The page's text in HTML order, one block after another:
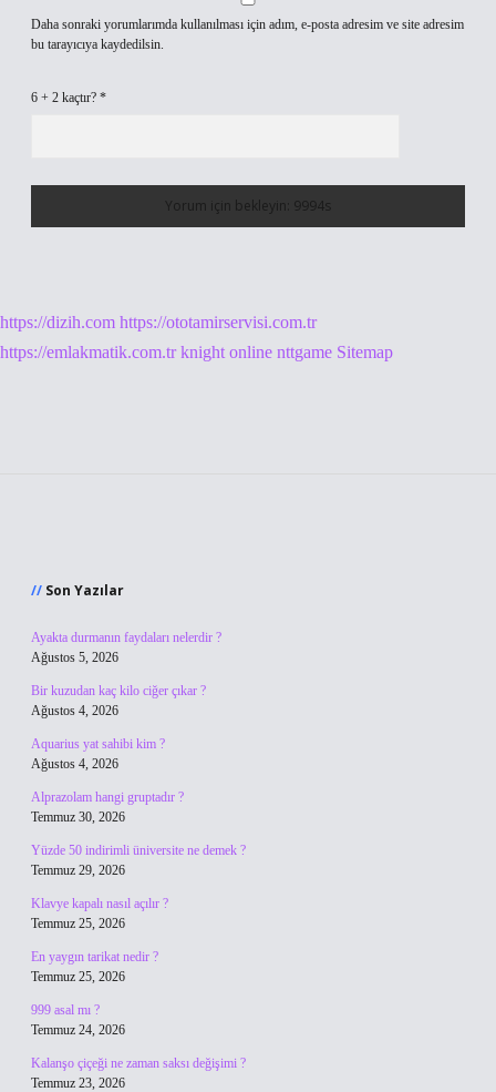
Daha sonraki yorumlarımda kullanılması için adım, e-posta adresim ve site adresim
bu tarayıcıya kaydedilsin.
6 + 2 kaçtır? *
https://dizih.com https://ototamirservisi.com.tr
https://emlakmatik.com.tr knight online nttgame Sitemap
Son Yazılar
Ayakta durmanın faydaları nelerdir ?
Ağustos 5, 2026
Bir kuzudan kaç kilo ciğer çıkar ?
Ağustos 4, 2026
Aquarius yat sahibi kim ?
Ağustos 4, 2026
Alprazolam hangi gruptadır ?
Temmuz 30, 2026
Yüzde 50 indirimli üniversite ne demek ?
Temmuz 29, 2026
Klavye kapalı nasıl açılır ?
Temmuz 25, 2026
En yaygın tarikat nedir ?
Temmuz 25, 2026
999 asal mı ?
Temmuz 24, 2026
Kalanşo çiçeği ne zaman saksı değişimi ?
Temmuz 23, 2026